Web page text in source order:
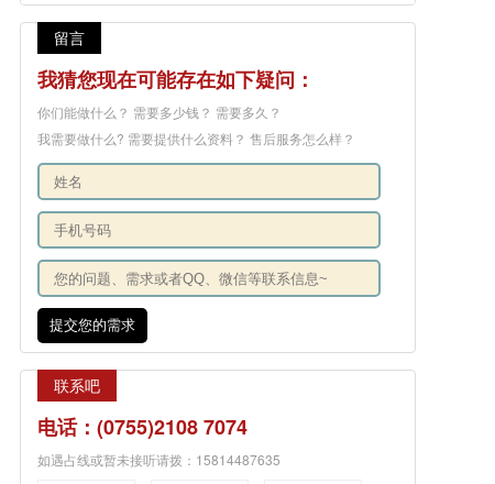
留言
我猜您现在可能存在如下疑问：
你们能做什么？ 需要多少钱？ 需要多久？
我需要做什么? 需要提供什么资料？ 售后服务怎么样？
提交您的需求
联系吧
电话：(0755)2108 7074
如遇占线或暂未接听请拨：15814487635